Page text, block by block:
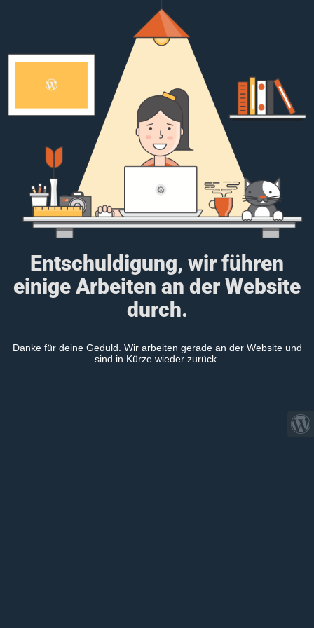
Entschuldigung, wir führen
einige Arbeiten an der Website
durch.
Danke für deine Geduld. Wir arbeiten gerade an der Website und
sind in Kürze wieder zurück.